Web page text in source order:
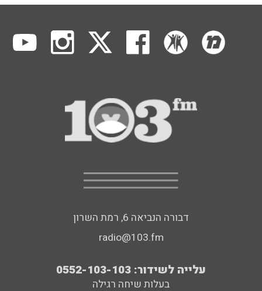
דבורה הנביאה 6, רמת השרון
radio@103.fm
עלייה לשידור: 0552-103-103
בעלות שיחה רגילה